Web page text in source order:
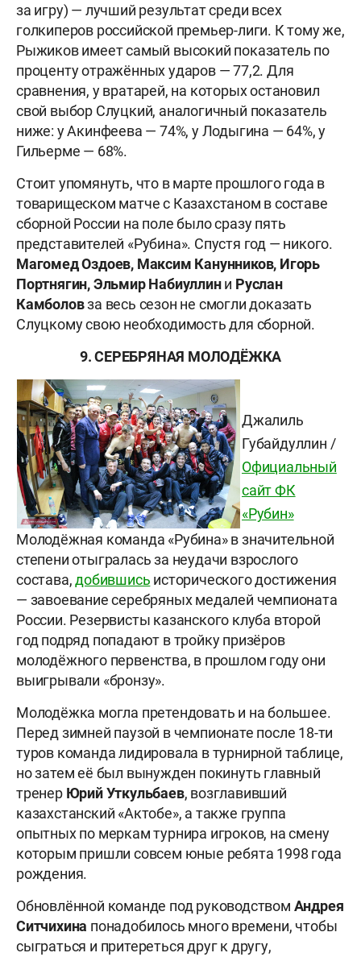
за игру) — лучший результат среди всех
голкиперов российской премьер-лиги. К тому же,
Рыжиков имеет самый высокий показатель по
проценту отражённых ударов — 77,2. Для
сравнения, у вратарей, на которых остановил
свой выбор Слуцкий, аналогичный показатель
ниже: у Акинфеева — 74%, у Лодыгина — 64%, у
Гильерме — 68%.
Стоит упомянуть, что в марте прошлого года в
товарищеском матче с Казахстаном в составе
сборной России на поле было сразу пять
представителей «Рубина». Спустя год — никого.
Магомед Оздоев, Максим Канунников, Игорь
Портнягин, Эльмир Набиуллини Руслан
Камболовза весь сезон не смогли доказать
Слуцкому свою необходимость для сборной.
9. CЕРЕБРЯНАЯ МОЛОДЁЖКА
Джалиль
Губайдуллин /
Официальный
сайт ФК
«Рубин»
Молодёжная команда «Рубина» в значительной
степени отыгралась за неудачи взрослого
состава,добившись исторического достижения
— завоевание серебряных медалей чемпионата
России. Резервисты казанского клуба второй
год подряд попадают в тройку призёров
молодёжного первенства, в прошлом году они
выигрывали «бронзу».
Молодёжка могла претендовать и на большее.
Перед зимней паузой в чемпионате после 18-ти
туров команда лидировала в турнирной таблице,
но затем её был вынужден покинуть главный
тренер Юрий Уткульбаев, возглавивший
казахстанский «Актобе», а также группа
опытных по меркам турнира игроков, на смену
которым пришли совсем юные ребята 1998 года
рождения.
Обновлённой команде под руководством Андрея
Ситчихина понадобилось много времени, чтобы
сыграться и притереться друг к другу,